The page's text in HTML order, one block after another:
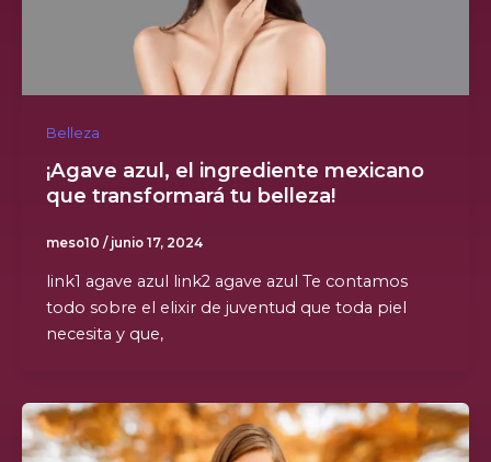
Belleza
¡Agave azul, el ingrediente mexicano
que transformará tu belleza!
meso10 / junio 17, 2024
link1 agave azul link2 agave azul Te contamos
todo sobre el elixir de juventud que toda piel
necesita y que,